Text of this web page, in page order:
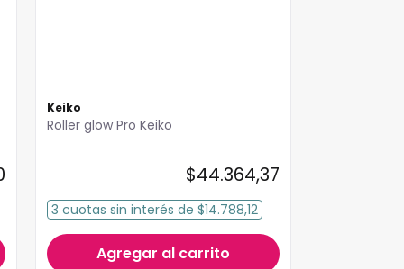
Keiko
Roller glow Pro Keiko
$44.364,37
3 cuotas sin interés de $14.788,12
Agregar al carrito